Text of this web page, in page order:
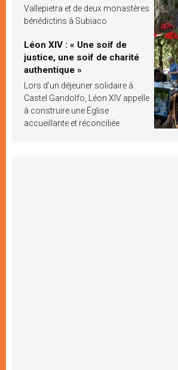
Vallepietra et de deux monastères
bénédictins à Subiaco
Léon XIV : « Une soif de
justice, une soif de charité
authentique »
Lors d’un déjeuner solidaire à
Castel Gandolfo, Léon XIV appelle
à construire une Église
accueillante et réconciliée